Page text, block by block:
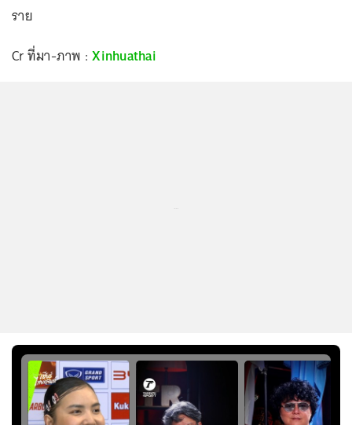
ราย
Cr ที่มา-ภาพ :Xinhuathai